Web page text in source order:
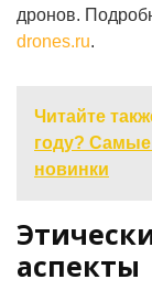
дронов.
drones.ru.
Читайте
году?
новинки
аспекты